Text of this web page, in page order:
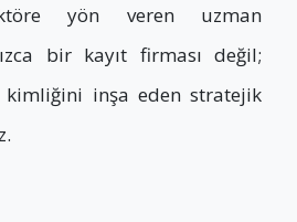
yön veren uzman
bir kayıt firması değil;
kimliğini inşa eden stratejik